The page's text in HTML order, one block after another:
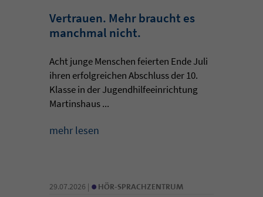
Vertrauen. Mehr braucht es
manchmal nicht.
Acht junge Menschen feierten Ende Juli
ihren erfolgreichen Abschluss der 10.
Klasse in der Jugendhilfeeinrichtung
Martinshaus ...
mehr lesen
29.07.2026 | • HÖR-SPRACHZENTRUM